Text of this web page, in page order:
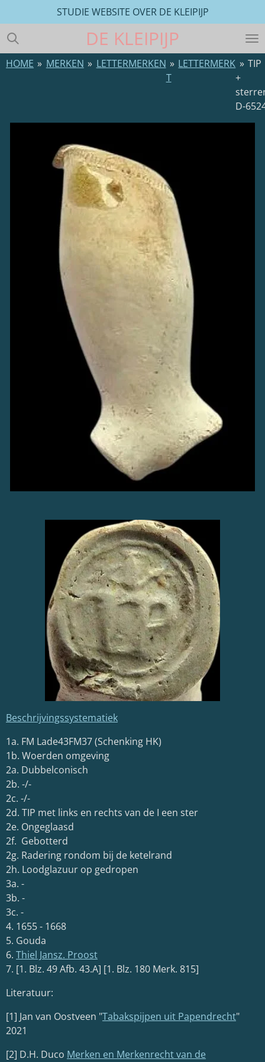
direct
naar
de
hoofdinhoud
DE KLEIPIJP
STUDIE WEBSITE OVER DE KLEIPIJP
HOME » MERKEN » LETTERMERKEN » LETTERMERK
T
» TIP
+
D-
Beschrijvingssystematiek
1a. FM Lade43FM37 (Schenking HK)
1b. Woerden omgeving
2a. Dubbelconisch
2b. -/-
2c. -/-
2d. TIP met links en rechts van de I een ster
2e. Ongeglaasd
2f. Gebotterd
2g. Radering rondom bij de ketelrand
2h. Loodglazuur op gedropen
3a. -
3b. -
3c. -
4. 1655 - 1668
5. Gouda
6. Thiel Jansz. Proost
7. [1. Blz. 49 Afb. 43.A] [1. Blz. 180 Merk. 815]
Literatuur:
[1] Jan van Oostveen "Tabakspijpen uit Papendrecht"
2021
[2] D.H. Duco Merken en Merkenrecht van de